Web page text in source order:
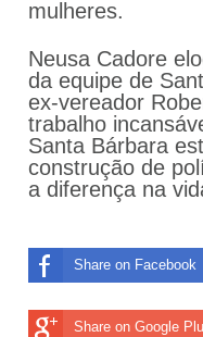
mulheres.
Neusa Cadore
da equipe de
ex-vereador
trabalho
Santa Bárbara
construção de
a diferença na
Share on Facebook
Share on Google